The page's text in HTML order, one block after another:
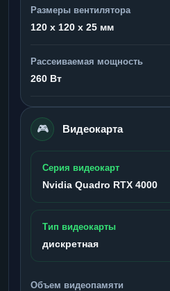
Размеры вентилятора
120 x 120 x 25 мм
Рассеиваемая мощность
260 Вт
🎮 Видеокарта
Серия видеокарт
Nvidia Quadro RTX 4000
Тип видеокарты
дискретная
Объем видеопамяти